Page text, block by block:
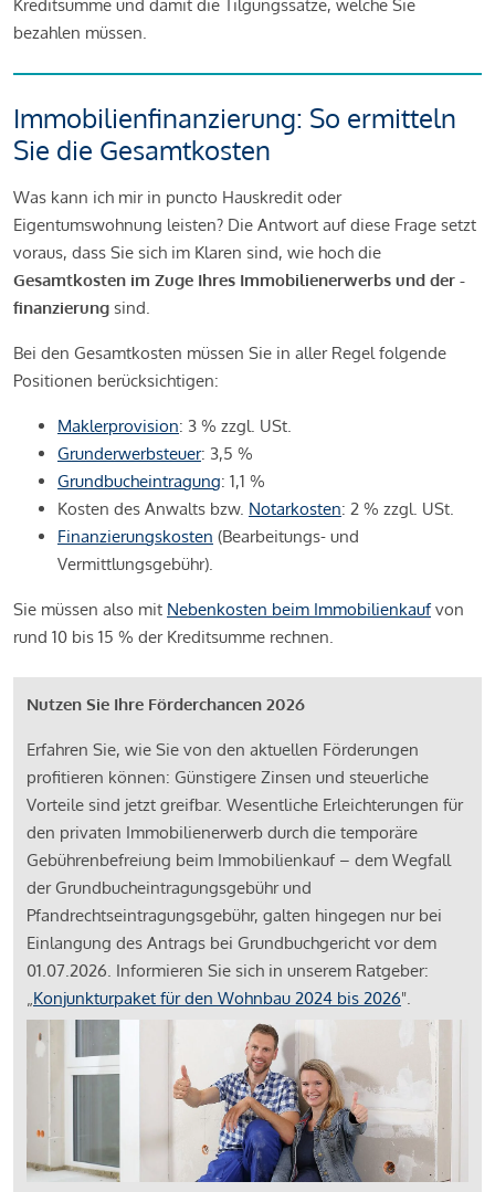
Kreditsumme und damit die Tilgungssätze, welche Sie
bezahlen müssen.
Immobilienfinanzierung: So ermitteln
Sie die Gesamtkosten
Was kann ich mir in puncto Hauskredit oder
Eigentumswohnung leisten? Die Antwort auf diese Frage setzt
voraus, dass Sie sich im Klaren sind, wie hoch die
Gesamtkosten im Zuge Ihres Immobilienerwerbs und der -
finanzierung sind.
Bei den Gesamtkosten müssen Sie in aller Regel folgende
Positionen berücksichtigen:
Maklerprovision: 3 % zzgl. USt.
Grunderwerbsteuer: 3,5 %
Grundbucheintragung: 1,1 %
Kosten des Anwalts bzw. Notarkosten: 2 % zzgl. USt.
Finanzierungskosten (Bearbeitungs- und
Vermittlungsgebühr).
Sie müssen also mit Nebenkosten beim Immobilienkaufvon
rund 10 bis 15 % der Kreditsumme rechnen.
Nutzen Sie Ihre Förderchancen 2026
Erfahren Sie, wie Sie von den aktuellen Förderungen
profitieren können: Günstigere Zinsen und steuerliche
Vorteile sind jetzt greifbar. Wesentliche Erleichterungen für
den privaten Immobilienerwerb durch die temporäre
Gebührenbefreiung beim Immobilienkauf – dem Wegfall
der Grundbucheintragungsgebühr und
Pfandrechtseintragungsgebühr, galten hingegen nur bei
Einlangung des Antrags bei Grundbuchgericht vor dem
01.07.2026. Informieren Sie sich in unserem Ratgeber:
„Konjunkturpaket für den Wohnbau 2024 bis 2026".